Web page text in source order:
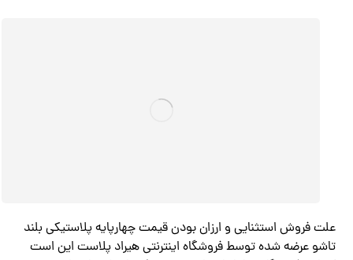
علت فروش استثنایی و ارزان بودن قیمت چهارپایه پلاستیکی بلند
تاشو عرضه شده توسط فروشگاه اینترنتی هیراد پلاست این است